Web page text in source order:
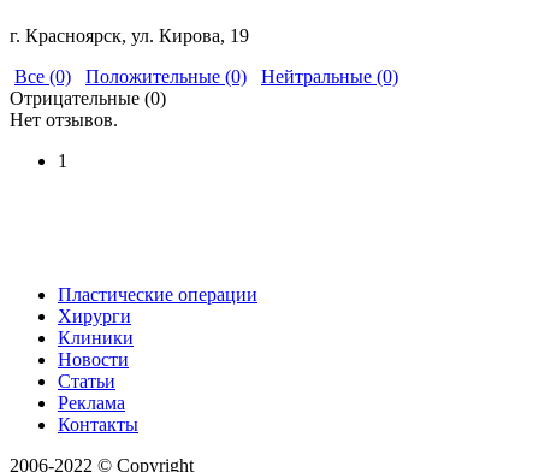
г. Красноярск, ул. Кирова, 19
Все (0)
Положительные (0)
Нейтральные (0)
Отрицательные (0)
Нет отзывов.
1
Пластические операции
Хирурги
Клиники
Новости
Статьи
Реклама
Контакты
2006-2022 © Copyright